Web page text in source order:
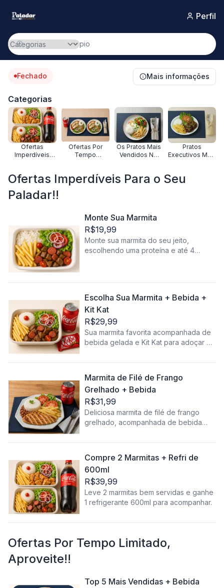
Perfil
Fechado Mais informações
Categorias
Ofertas
Imperdíveis
Ofertas Por
Tempo
Os Pratos Mais
Vendidos No
Pratos
Executivos Mais
Ofertas Imperdíveis Para o Seu
Paladar!!
Monte Sua Marmita
R$19,99
Monte sua marmita do seu jeito,
escolhendo uma proteína e até 4
Escolha Sua Marmita + Bebida +
Kit Kat
R$29,99
Sua marmita favorita acompanhada de
bebida gelada e Kit Kat para adoçar o
irresistível!
Marmita de Filé de Frango
Grelhado + Bebida
R$31,99
Deliciosa marmita de filé de frango
grelhado, acompanhada de bebida
Compre 2 Marmitas + Refri de
600ml
R$39,99
Leve 2 marmitas bem servidas e ganhe
1 refrigerante 600ml para acompanhar.
Ofertas Por Tempo Limitado,
Aproveite!!
Top 5 Mais Vendidas + Bebida